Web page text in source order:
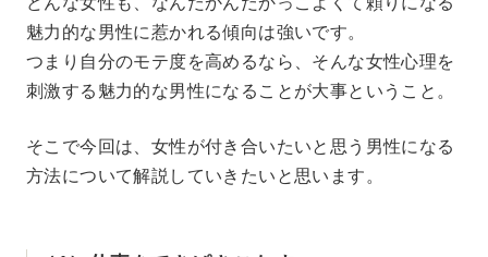
魅力的な男性に惹かれる傾向は強いです。
つまり自分のモテ度を高めるなら、そんな女性心理を
刺激する魅力的な男性になることが大事ということ。
そこで今回は、女性が付き合いたいと思う男性になる
方法について解説していきたいと思います。